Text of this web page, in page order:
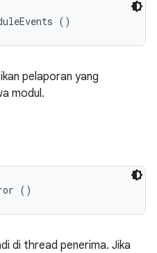
()
pelaporan yang
modul.
()
di thread penerima. Jika